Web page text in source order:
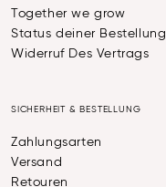
Together we grow
Status deiner Bestellung
Widerruf Des Vertrags
SICHERHEIT & BESTELLUNG
Zahlungsarten
Versand
Retouren